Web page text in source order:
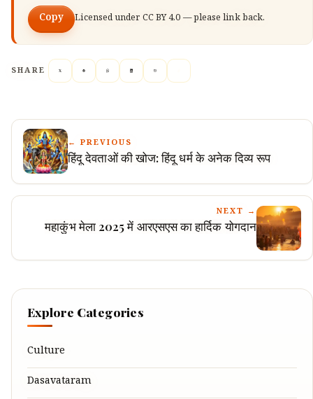
Copy Licensed under CC BY 4.0 — please link back.
SHARE
← PREVIOUS
हिंदू देवताओं की खोज: हिंदू धर्म के अनेक दिव्य रूप
NEXT →
महाकुंभ मेला 2025 में आरएसएस का हार्दिक योगदान
Explore Categories
Culture
Dasavataram